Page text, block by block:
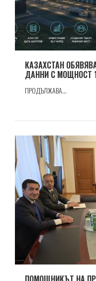
КАЗАХСТАН
ДАННИ С МОЩНОСТ
ПРОДЪЛЖАВА...